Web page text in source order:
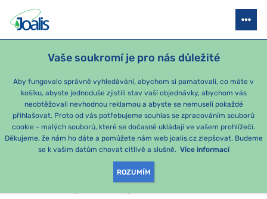
Vaše soukromí je pro nás důležité
Aby fungovalo správně vyhledávání, abychom si pamatovali, co máte v
košíku, abyste jednoduše zjistili stav vaší objednávky, abychom vás
neobtěžovali nevhodnou reklamou a abyste se nemuseli pokaždé
přihlašovat. Proto od vás potřebujeme souhlas se zpracováním souborů
cookie - malých souborů, které se dočasně ukládají ve vašem prohlížeči.
Děkujeme, že nám ho dáte a pomůžete nám web joalis.cz zlepšovat. Budeme
se k vašim datům chovat citlivě a slušně. Více informací
ROZUMÍM
JOALIS AKADEMIE STAŇTE SE PORADCEM SEMINÁŘE
ZPĚT
22. ŘÍJNA
Praha
Z2 - DETOXIKACE PODLE
PENTAGRAMU